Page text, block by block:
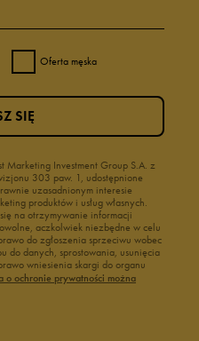
Oferta męska
Marketing Investment Group S.A. z
303 paw. 1, udostępnione
uzasadnionym interesie
produktów i usług własnych.
na otrzymywanie informacji
aczkolwiek niezbędne w celu
do zgłoszenia sprzeciwu wobec
do danych, sprostowania, usunięcia
wniesienia skargi do organu
o ochronie prywatności można
SIĘ